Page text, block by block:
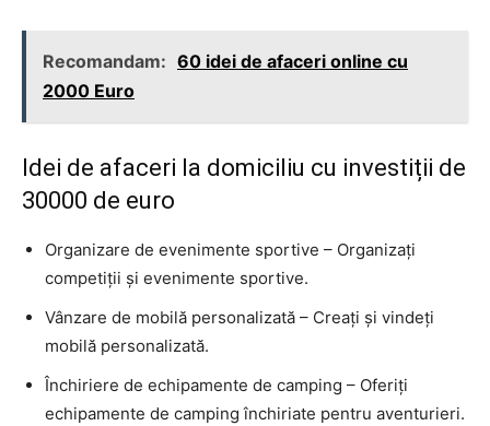
Recomandam: 60 idei de afaceri online cu
2000 Euro
Idei de afaceri la domiciliu cu investiții de
30000 de euro
Organizare de evenimente sportive – Organizați
competiții și evenimente sportive.
Vânzare de mobilă personalizată – Creați și vindeți
mobilă personalizată.
Închiriere de echipamente de camping – Oferiți
echipamente de camping închiriate pentru aventurieri.